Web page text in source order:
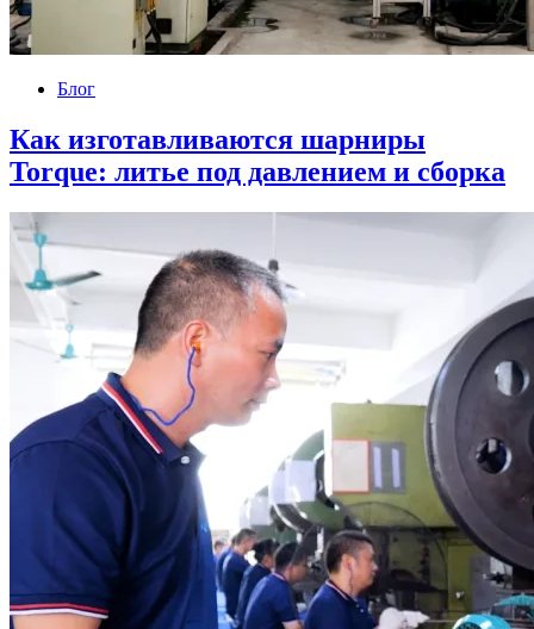
Блог
Как изготавливаются шарниры
Torque: литье под давлением и сборка